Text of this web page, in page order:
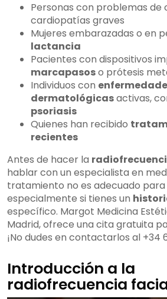
Personas con problemas de
cardiopatías graves
Mujeres embarazadas o en
lactancia
Pacientes con dispositivos
marcapasoso prótesis
Individuos con
dermatológicasactivas,
psoriasis
Quienes han recibido
recientes
Antes de hacer la
hablar con un especialista en
tratamiento no es adecuado para
especialmente si tienes un
específico. Margot Medicina
Madrid, ofrece una cita gratuita
¡No dudes en contactarlos al +34
Introducción a la
radiofrecuencia